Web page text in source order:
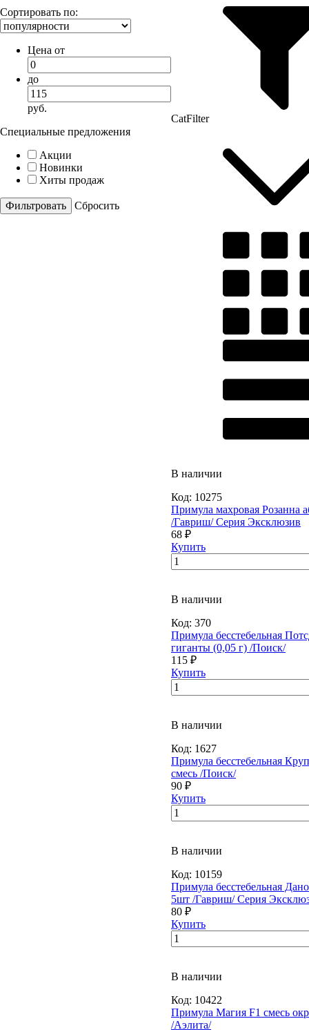
Сортировать по:
Цена от
до
руб.
Специальные предложения
Акции
Новинки
Хиты продаж
Cбросить
CatFilter
В наличии
Код: 10275
Примула махровая Розанна
/Гавриш/ Серия Эксклюзив
68 ₽
Купить
В наличии
Код: 370
Примула бесстебельная
гиганты (0,05 г) /Поиск/
115 ₽
Купить
В наличии
Код: 1627
Примула бесстебельная
смесь /Поиск/
90 ₽
Купить
В наличии
Код: 10159
Примула бесстебельная
5шт /Гавриш/ Серия
80 ₽
Купить
В наличии
Код: 10422
Примула Магия F1 смесь
/Аэлита/